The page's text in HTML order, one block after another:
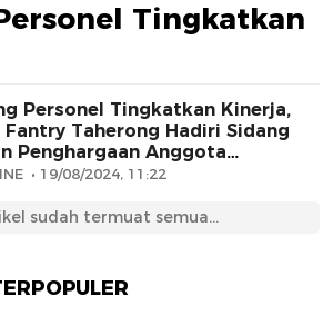
Tingkatkan
Personel Tingkatkan Kinerja,
Fantry Taherong Hadiri Sidang
Penghargaan Anggota
19/08/2024, 11:22
sudah termuat semua...